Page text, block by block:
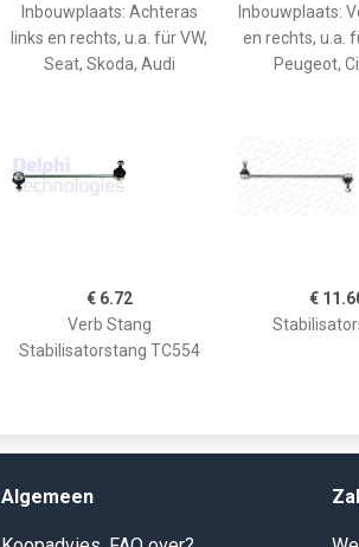
Inbouwplaats: Achteras
links en rechts, u.a. für VW,
Seat, Skoda, Audi
Inbouwplaats:
en rechts, u.a.
Peugeot,
€ 6.72
Verb Stang
Stabilisatorstang TC554
€
Algemeen